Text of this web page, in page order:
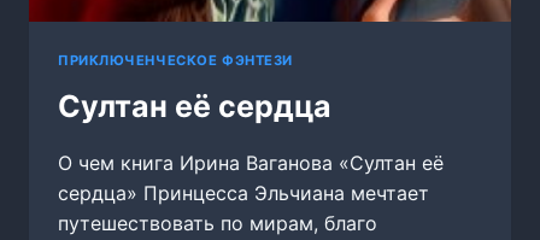
ПРИКЛЮЧЕНЧЕСКОЕ ФЭНТЕЗИ
Султан её сердца
О чем книга Ирина Ваганова «Султан её
сердца» Принцесса Эльчиана мечтает
путешествовать по мирам, благо